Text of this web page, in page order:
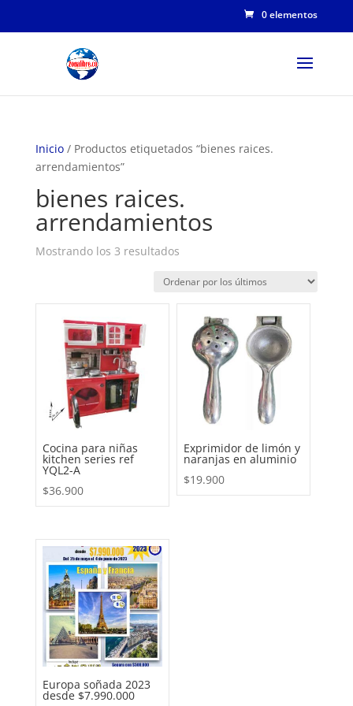
0 elementos
Inicio/ Productos etiquetados “bienes raices.
arrendamientos”
bienes raices.
arrendamientos
Mostrando los 3 resultadosOrdenado
los
últimos
Cocina para niñas
kitchen series ref
YQL2-A
$36.900
Exprimidor de limón y
naranjas en aluminio
$19.900
Europa soñada 2023
desde $7.990.000